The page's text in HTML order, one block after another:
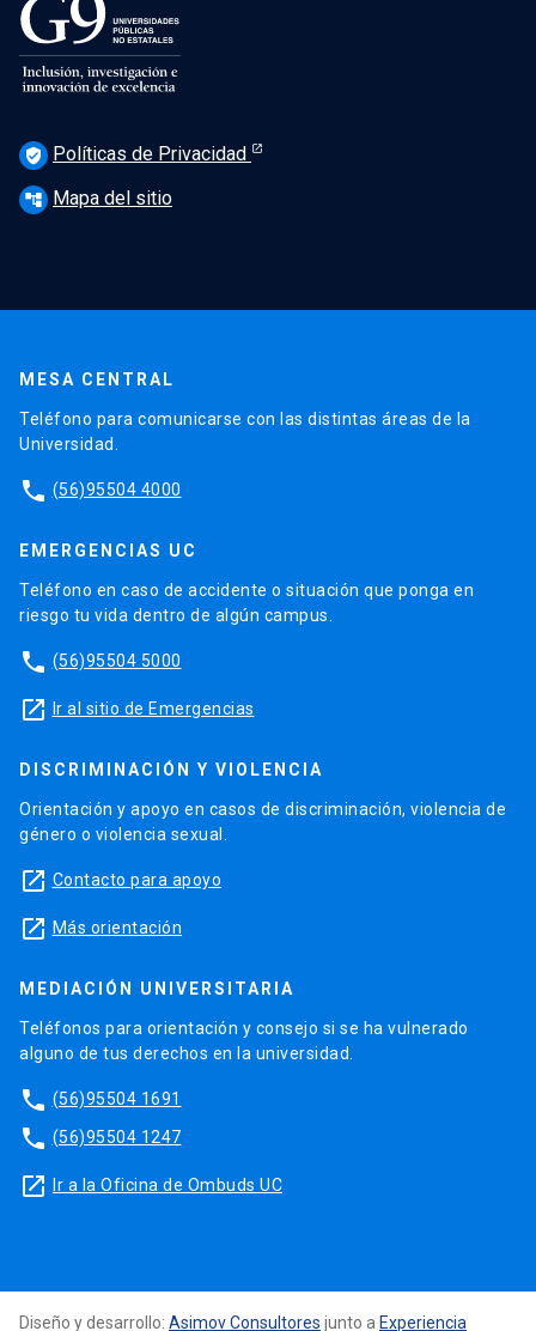
verified_user Políticas de Privacidad
account_tree Mapa del sitio
MESA CENTRAL
Teléfono para comunicarse con las distintas áreas de la
Universidad.
phone (56)95504 4000
EMERGENCIAS UC
Teléfono en caso de accidente o situación que ponga en
riesgo tu vida dentro de algún campus.
phone (56)95504 5000
launch Ir al sitio de Emergencias
DISCRIMINACIÓN Y VIOLENCIA
Orientación y apoyo en casos de discriminación, violencia de
género o violencia sexual.
launch Contacto para apoyo
launch Más orientación
MEDIACIÓN UNIVERSITARIA
Teléfonos para orientación y consejo si se ha vulnerado
alguno de tus derechos en la universidad.
phone (56)95504 1691
phone (56)95504 1247
launch Ir a la Oficina de Ombuds UC
Diseño y desarrollo: Asimov Consultores junto a Experiencia